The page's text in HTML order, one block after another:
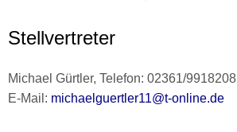
Stellvertreter
Michael Gürtler, Telefon: 02361/9918208
E-Mail: michaelguertler11@t-online.de